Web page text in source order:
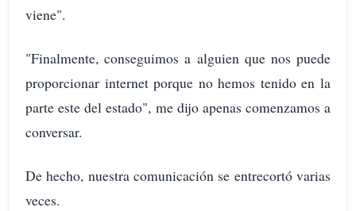
viene".
"Finalmente, conseguimos a alguien que nos puede
proporcionar internet porque no hemos tenido en la
parte este del estado", me dijo apenas comenzamos a
conversar.
De hecho, nuestra comunicación se entrecortó varias
veces.